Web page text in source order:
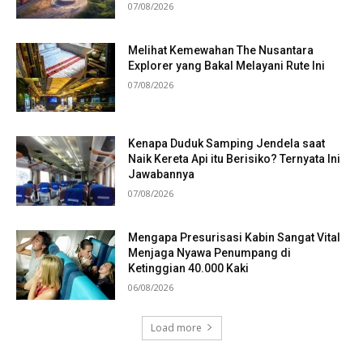
07/08/2026
Melihat Kemewahan The Nusantara
Explorer yang Bakal Melayani Rute Ini
07/08/2026
Kenapa Duduk Samping Jendela saat
Naik Kereta Api itu Berisiko? Ternyata Ini
Jawabannya
07/08/2026
Mengapa Presurisasi Kabin Sangat Vital
Menjaga Nyawa Penumpang di
Ketinggian 40.000 Kaki
06/08/2026
Load more